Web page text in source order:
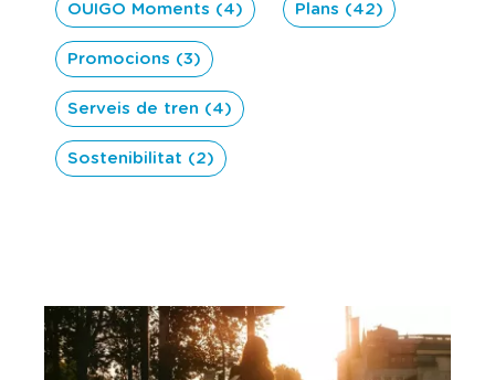
OUIGO Moments (4) Plans (42)
Promocions (3)
Serveis de tren (4)
Sostenibilitat (2)